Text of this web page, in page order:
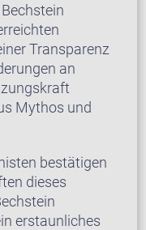
Transparenz
an
Mythos und
bestätigen
dieses
erstaunliches